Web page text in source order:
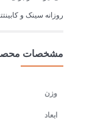
روزانه سینک و
مشخصات
وزن
ابعاد